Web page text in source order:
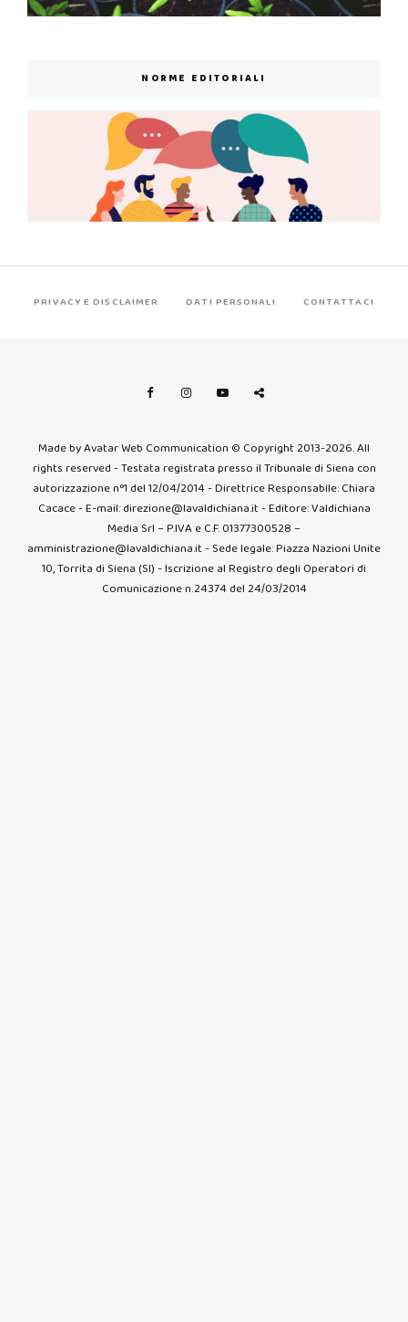
NORME EDITORIALI
PRIVACY E DISCLAIMER DATI PERSONALI CONTATTACI
Made by Avatar Web Communication © Copyright 2013-2026. All
rights reserved - Testata registrata presso il Tribunale di Siena con
autorizzazione n°1 del 12/04/2014 - Direttrice Responsabile: Chiara
Cacace - E-mail: direzione@lavaldichiana.it - Editore: Valdichiana
Media Srl – P.IVA e C.F. 01377300528 –
amministrazione@lavaldichiana.it - Sede legale: Piazza Nazioni Unite
10, Torrita di Siena (SI) - Iscrizione al Registro degli Operatori di
Comunicazione n.24374 del 24/03/2014